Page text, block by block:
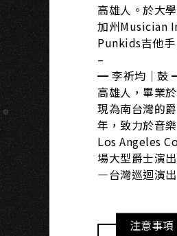
高雄人。於大
加州Musician
Punkids吉他
–
━ 李祈均｜鼓
高雄人，畢業
現為南台灣的
年，致力於音
Los Angeles
場大型爵士演
—台灣巡迴演
注意事項